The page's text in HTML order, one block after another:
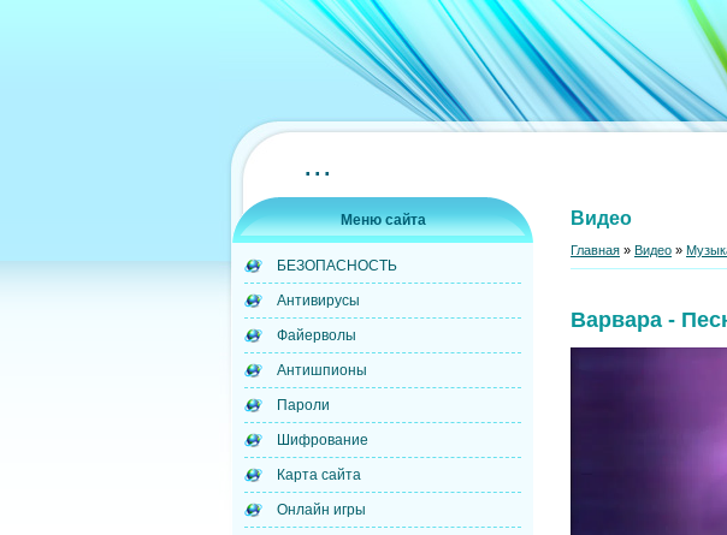
...
Меню сайта
БЕЗОПАСНОСТЬ
Антивирусы
Файерволы
Антишпионы
Пароли
Шифрование
Карта сайта
Онлайн игры
Видео
Главная » Видео »
Варвара -